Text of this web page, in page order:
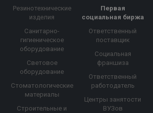
Резинотехнические
изделия
Санитарно-
гигиеническое
оборудование
Световое
оборудование
Стоматологические
материалы
Строительные и
Первая
социальная биржа
Ответственный
поставщик
Социальная
франшиза
Ответственный
работодатель
Центры занятости
ВУЗов